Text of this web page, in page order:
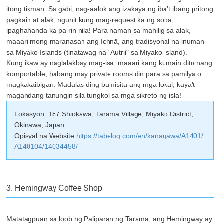
itong tikman. Sa gabi, nag-aalok ang izakaya ng iba’t ibang pritong
pagkain at alak, ngunit kung mag-request ka ng soba,
ipaghahanda ka pa rin nila! Para naman sa mahilig sa alak,
maaari mong maranasan ang Ichnā, ang tradisyonal na inuman
sa Miyako Islands (tinatawag na "Autrii" sa Miyako Island).
Kung ikaw ay naglalakbay mag-isa, maaari kang kumain dito nang
komportable, habang may private rooms din para sa pamilya o
magkakaibigan. Madalas ding bumisita ang mga lokal, kaya't
magandang tanungin sila tungkol sa mga sikreto ng isla!
Lokasyon: 187 Shiokawa, Tarama Village, Miyako District,
Okinawa, Japan
Opisyal na Website:https://tabelog.com/en/kanagawa/A1401/
A140104/14034458/
3. Hemingway Coffee Shop
Matatagpuan sa loob ng Paliparan ng Tarama, ang Hemingway ay